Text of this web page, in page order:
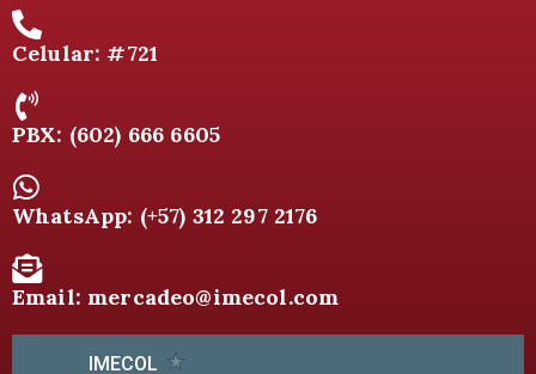
Celular: #721
PBX: (602) 666 6605
WhatsApp: (+57) 312 297 2176
Email: mercadeo@imecol.com